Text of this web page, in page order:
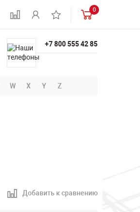
0
+7 800 555 42 85
W X Y Z
Добавить к сравнению